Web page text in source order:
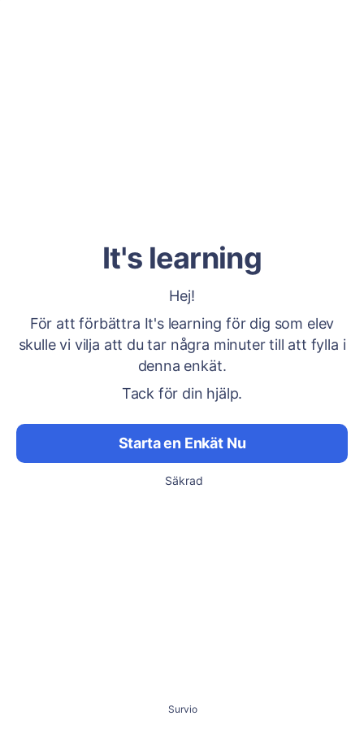
It's learning
Hej!
För att förbättra It's learning för dig som elev
skulle vi vilja att du tar några minuter till att fylla i
denna enkät.
Tack för din hjälp.
Starta en Enkät Nu
Säkrad
Survio